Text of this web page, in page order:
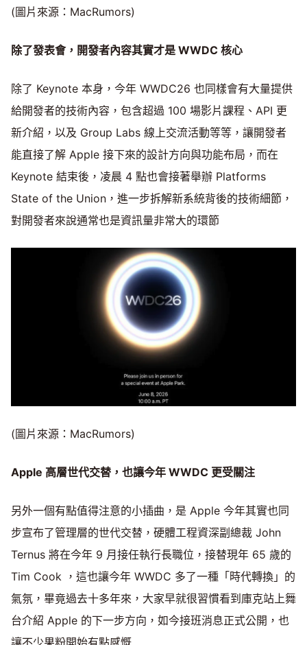
(圖片來源：MacRumors)
除了發表會，開發者內容其實才是 WWDC 核心
除了 Keynote 本身，今年 WWDC26 也同樣會有大量提供
給開發者的技術內容，包含超過 100 場影片課程、API 更
新介紹，以及 Group Labs 線上交流活動等等，讓開發者
能直接了解 Apple 接下來的設計方向與功能布局，而在
Keynote 結束後，凌晨 4 點也會接著舉辦 Platforms
State of the Union，進一步拆解新系統背後的技術細節，
對開發者來說通常也是資訊量非常大的環節
(圖片來源：MacRumors)
Apple 高層世代交替，也讓今年 WWDC 更受關注
另外一個有點值得注意的小插曲，是 Apple 今年其實也同
步宣布了管理層的世代交替，硬體工程資深副總裁 John
Ternus 將在今年 9 月接任執行長職位，接替現年 65 歲的
Tim Cook ，這也讓今年 WWDC 多了一種「時代轉換」的
氣氛，畢竟過去十多年來，大家早就很習慣看到庫克站上舞
台介紹 Apple 的下一步方向，如今接班消息正式公開，也
讓不少果粉開始有點感慨